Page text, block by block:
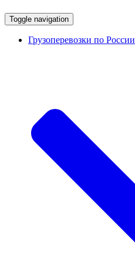
Toggle navigation
Грузоперевозки по России